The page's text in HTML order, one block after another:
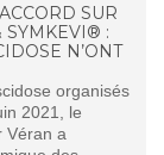
SUR
SYMKEVI® :
N’ONT
organisés
2021, le
Véran a